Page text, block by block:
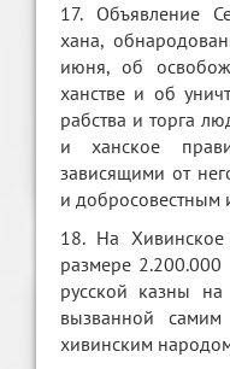
17. Объявление
хана,
июня, об
ханстве и об
рабства и торга
и ханское
зависящими от
и добросовестным
18. На Хивинское
размере
русской казны
вызванной самим
хивинским